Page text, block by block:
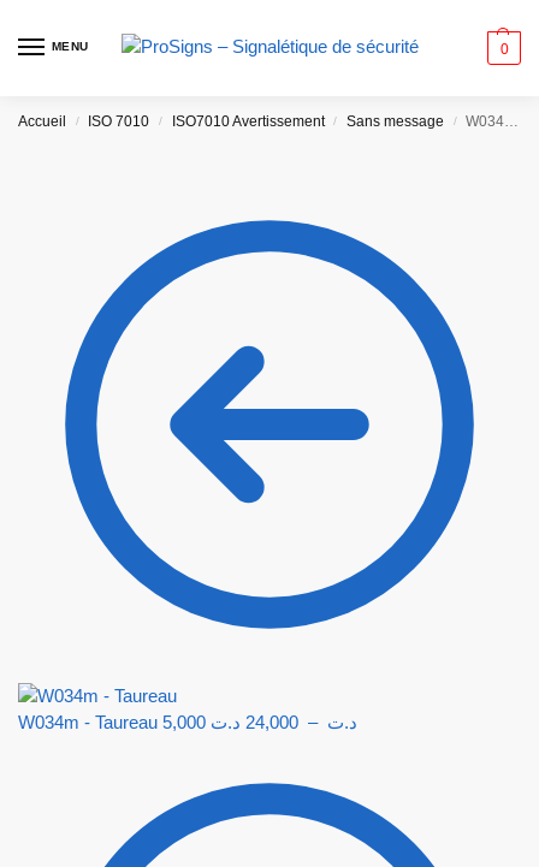
MENU 0
Accueil / ISO 7010 / ISO7010 Avertissement / Sans message / W034 – Taureau
W034m - Taureau 5,000 د.ت –
24,000 د.ت